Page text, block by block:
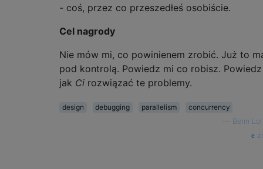
- coś, przez co przeszedłeś osobiście.
Cel nagrody
Nie mów mi, co powinienem zrobić. Już to
pod kontrolą. Powiedz mi co robisz.
jak Ci rozwiązać te problemy.
design debugging parallelism
concurrency
Berin